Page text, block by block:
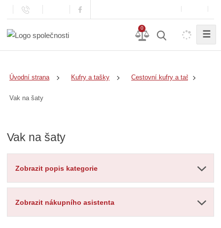
0
☰
Úvodní strana Kufry a tašky Cestovní kufry a tašky
Vak na šaty
Vak na šaty
Zobrazit popis kategorie
Zobrazit nákupního asistenta